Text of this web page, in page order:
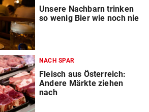
Unsere Nachbarn trinken
so wenig Bier wie noch nie
NACH SPAR
Fleisch aus Österreich:
Andere Märkte ziehen
nach